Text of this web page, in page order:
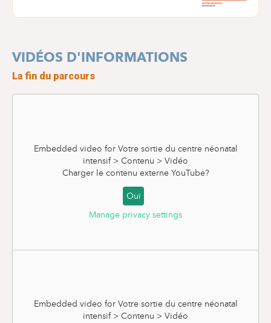
VIDÉOS D'INFORMATIONS
La fin du parcours
Embedded video for Votre sortie du centre néonatal
intensif > Contenu > Vidéo
Charger le contenu externe YouTube?
Oui
Manage privacy settings
Embedded video for Votre sortie du centre néonatal
intensif > Contenu > Vidéo